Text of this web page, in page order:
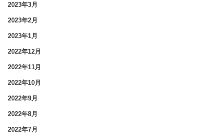
2023年3月
2023年2月
2023年1月
2022年12月
2022年11月
2022年10月
2022年9月
2022年8月
2022年7月